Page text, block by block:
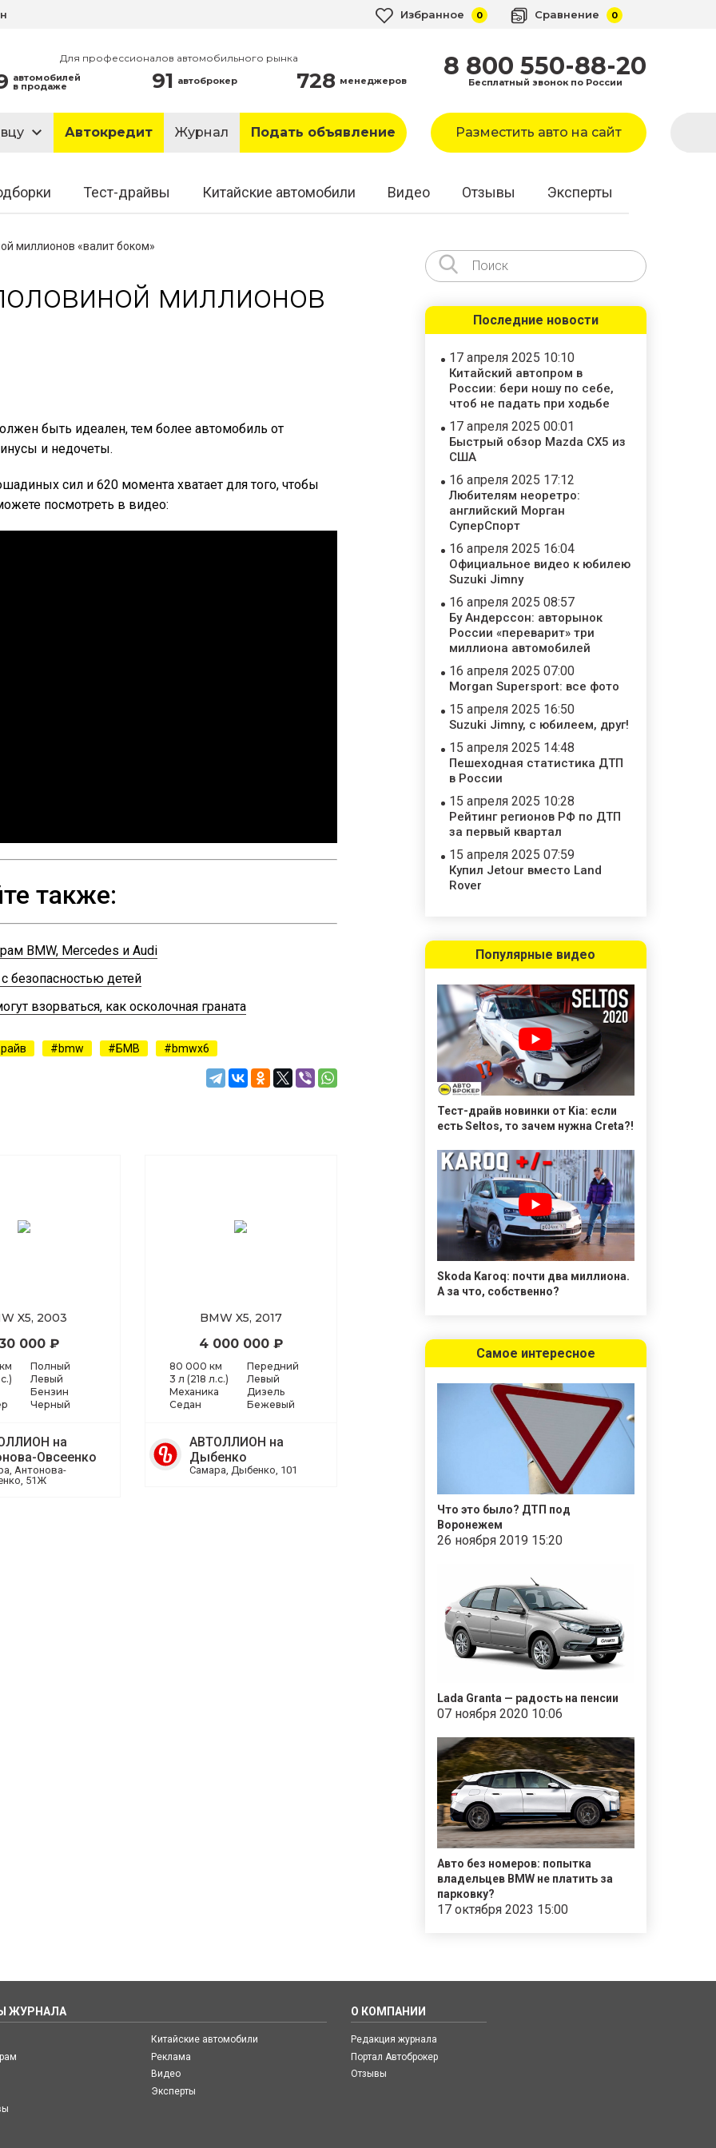
Избранное 0 Сравнение 0
Для профессионалов автомобильного рынка
автомобилей
в продаже 91 автоброкер 728 менеджеров 8 800 550-88-20
Бесплатный звонок по России
Автокредит Журнал Подать объявление Разместить авто на сайт
Тест-драйвы Китайские автомобили Видео Отзывы Эксперты
миллионов «валит боком»
миллионов
быть идеален, тем более автомобиль от
и недочеты.
сил и 620 момента хватает для того, чтобы
посмотреть в видео:
также:
BMW, Mercedes и Audi
безопасностью детей
взорваться, как осколочная граната
bmw БМВ bmwx6
X5, 2003
000 ₽
Полный
Левый
Бензин
Черный
на
Овсеенко
Антонова-
51Ж
BMW X5, 2017
4 000 000 ₽
80 000 км
3 л (218 л.с.)
Механика
Седан
Передний
Левый
Дизель
Бежевый
АВТОЛЛИОН на
Дыбенко
Самара, Дыбенко, 101
Последние новости
17 апреля 2025 10:10
Китайский автопром в
России: бери ношу по себе,
чтоб не падать при ходьбе
17 апреля 2025 00:01
Быстрый обзор Mazda CX5 из
США
16 апреля 2025 17:12
Любителям неоретро:
английский Морган
СуперСпорт
16 апреля 2025 16:04
Официальное видео к юбилею
Suzuki Jimny
16 апреля 2025 08:57
Бу Андерссон: авторынок
России «переварит» три
миллиона автомобилей
16 апреля 2025 07:00
Morgan Supersport: все фото
15 апреля 2025 16:50
Suzuki Jimny, с юбилеем, друг!
15 апреля 2025 14:48
Пешеходная статистика ДТП
в России
15 апреля 2025 10:28
Рейтинг регионов РФ по ДТП
за первый квартал
15 апреля 2025 07:59
Купил Jetour вместо Land
Rover
Популярные видео
Тест-драйв новинки от Kia: если
есть Seltos, то зачем нужна Creta?!
Skoda Karoq: почти два миллиона.
А за что, собственно?
Самое интересное
Что это было? ДТП под
Воронежем
26 ноября 2019 15:20
Lada Granta — радость на пенсии
07 ноября 2020 10:06
Авто без номеров: попытка
владельцев BMW не платить за
парковку?
17 октября 2023 15:00
ЖУРНАЛА
Китайские автомобили
Реклама
Видео
Эксперты
О КОМПАНИИ
Редакция журнала
Портал Автоброкер
Отзывы